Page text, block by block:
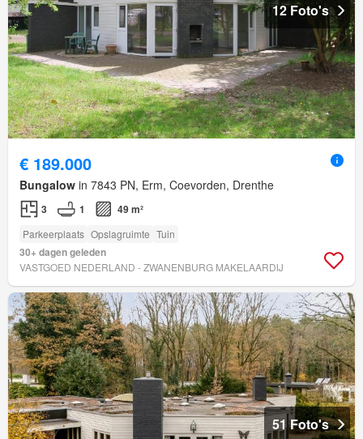
12 Foto's
€ 189.000
Bungalow in 7843 PN, Erm, Coevorden, Drenthe
3 1 49 m²
Parkeerplaats Opslagruimte Tuin
30+ dagen geleden
VASTGOED NEDERLAND - ZWANENBURG MAKELAARDIJ
51 Foto's